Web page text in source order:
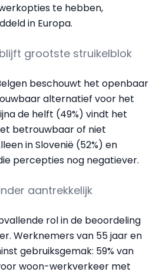
te hebben,
in Europa.
grootste struikelblok
beschouwt het openbaar
alternatief voor het
de helft (49%) vindt het
betrouwbaar of niet
in Slovenië (52%) en
percepties nog negatiever.
aantrekkelijk
rol in de beoordeling
Werknemers van 55 jaar en
gebruiksgemak: 59% van
woon-werkverkeer met